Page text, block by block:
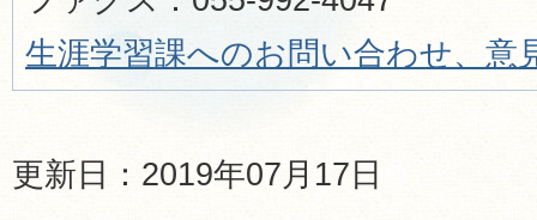
生涯学習課へのお問い合わせ、意
更新日：2019年07月17日